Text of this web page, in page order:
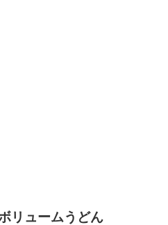
リュームうどん